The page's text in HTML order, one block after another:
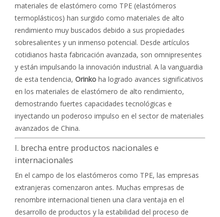
materiales de elastómero como TPE (elastómeros
termoplásticos) han surgido como materiales de alto
rendimiento muy buscados debido a sus propiedades
sobresalientes y un inmenso potencial. Desde artículos
cotidianos hasta fabricación avanzada, son omnipresentes
y están impulsando la innovación industrial. A la vanguardia
de esta tendencia, Orinko ha logrado avances significativos
en los materiales de elastómero de alto rendimiento,
demostrando fuertes capacidades tecnológicas e
inyectando un poderoso impulso en el sector de materiales
avanzados de China.
I. brecha entre productos nacionales e
internacionales
En el campo de los elastómeros como TPE, las empresas
extranjeras comenzaron antes. Muchas empresas de
renombre internacional tienen una clara ventaja en el
desarrollo de productos y la estabilidad del proceso de